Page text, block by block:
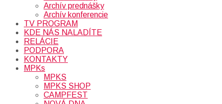
Archív prednášky
Archív konferencie
TV PROGRAM
KDE NÁS NALADÍTE
RELÁCIE
PODPORA
KONTAKTY
MPKs
MPKS
MPKS SHOP
CAMPFEST